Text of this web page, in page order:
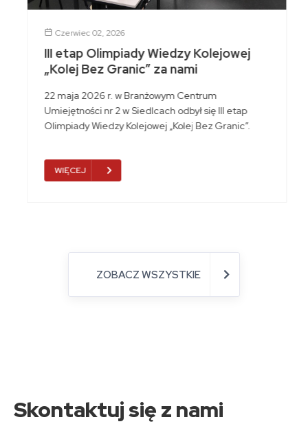
Czerwiec 02, 2026
III etap Olimpiady Wiedzy Kolejowej
„Kolej Bez Granic” za nami
22 maja 2026 r. w Branżowym Centrum
Umiejętności nr 2 w Siedlcach odbył się III etap
Olimpiady Wiedzy Kolejowej „Kolej Bez Granic”.
WIĘCEJ
ZOBACZ WSZYSTKIE
Skontaktuj się z nami